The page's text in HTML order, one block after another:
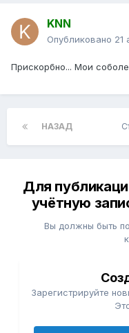
KNN
Опубликовано 21
Прискорбно... Мои
НАЗАД
Для
учётную
Вы должны быть
Зарегистрируйте